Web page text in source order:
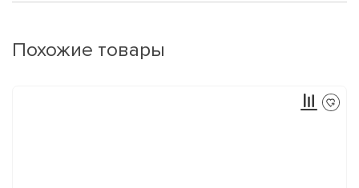
Похожие товары